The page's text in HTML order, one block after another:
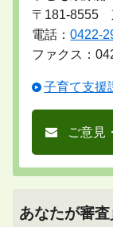
〒181-8555
電話：0422-
ファクス：
子育て支援
ご意見
あなたが審査